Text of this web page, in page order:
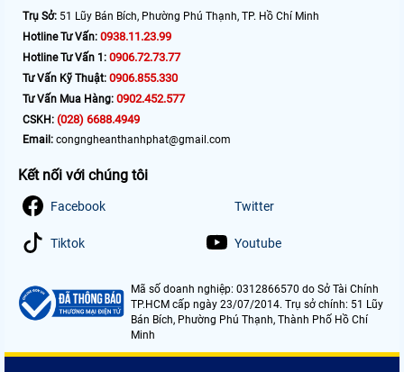
Trụ Sở: 51 Lũy Bán Bích, Phường Phú Thạnh, TP. Hồ Chí Minh
Hotline Tư Vấn: 0938.11.23.99
Hotline Tư Vấn 1: 0906.72.73.77
Tư Vấn Kỹ Thuật: 0906.855.330
Tư Vấn Mua Hàng: 0902.452.577
CSKH: (028) 6688.4949
Email: congngheanthanhphat@gmail.com
Kết nối với chúng tôi
Facebook Twitter
Tiktok Youtube
Mã số doanh nghiệp: 0312866570 do Sở Tài Chính
TP.HCM cấp ngày 23/07/2014. Trụ sở chính: 51 Lũy
Bán Bích, Phường Phú Thạnh, Thành Phố Hồ Chí
Minh